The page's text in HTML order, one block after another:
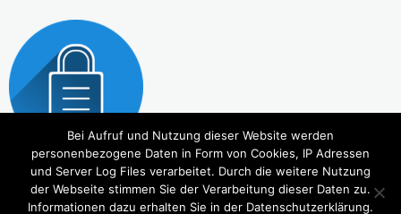
Bei Aufruf und Nutzung dieser Website werden
personenbezogene Daten in Form von Cookies, IP Adressen
und Server Log Files verarbeitet. Durch die weitere Nutzung
der Webseite stimmen Sie der Verarbeitung dieser Daten zu.
Informationen dazu erhalten Sie in der Datenschutzerklärung.